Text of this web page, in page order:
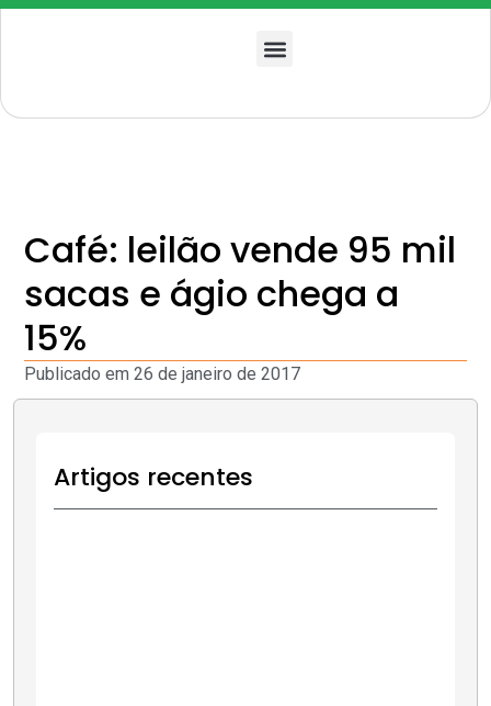
Café: leilão vende 95 mil
sacas e ágio chega a
15%
Publicado em 26 de janeiro de 2017
Artigos recentes